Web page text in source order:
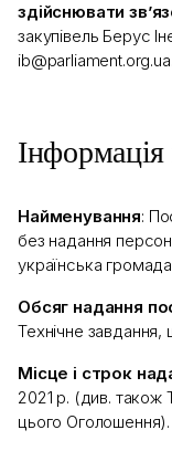
здійснювати
закупівель Берус
ib@parliament.org.ua.
Інформація
Найменування:
без надання
українська
Обсяг надання
Технічне
Місце і строк
2021 р. (див. також
цього Оголошення).